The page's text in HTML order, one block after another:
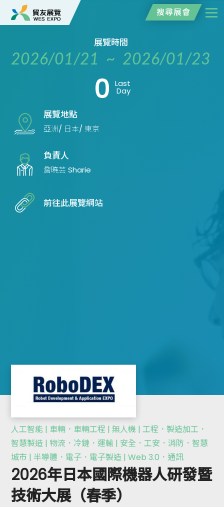
搜尋展會
展覽時間
2026/01/21 ~ 2026/01/23
0 Last
Day
展覽地點
亞洲/ 日本/ 東京
負責人
詹曉芸 Sharie
前往此展覽網站
人工智能 | 車輛．車輛工程 | 無人機 | 工程．製造加工．
智慧製造 | 物流．冷鏈．運輸 | 安全．工安．消防．智慧
城市 | 半導體．電子．電子製造 | Web 3.0．通訊
2026年日本國際機器人研發暨
技術大展（春季）